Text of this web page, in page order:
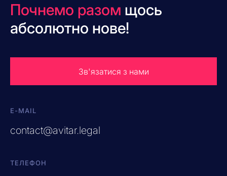
Почнемо разом щось
абсолютно нове!
Зв'язатися з нами
E-MAIL
contact@avitar.legal
ТЕЛЕФОН